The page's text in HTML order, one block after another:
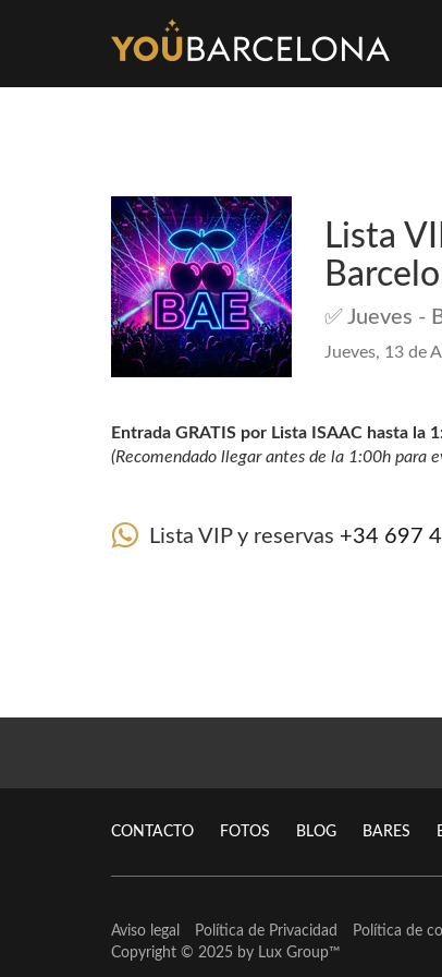
Lista
✅ Jueves -
Jueves, 13 de
Entrada GRATIS por Lista ISAAC hasta la
(Recomendado llegar antes de la 1:00h para
Lista VIP y reservas +34 697
CONTACTO FOTOS BLOG BARES
Aviso legal Política de Privacidad
Política de
Copyright © 2025 by Lux Group™